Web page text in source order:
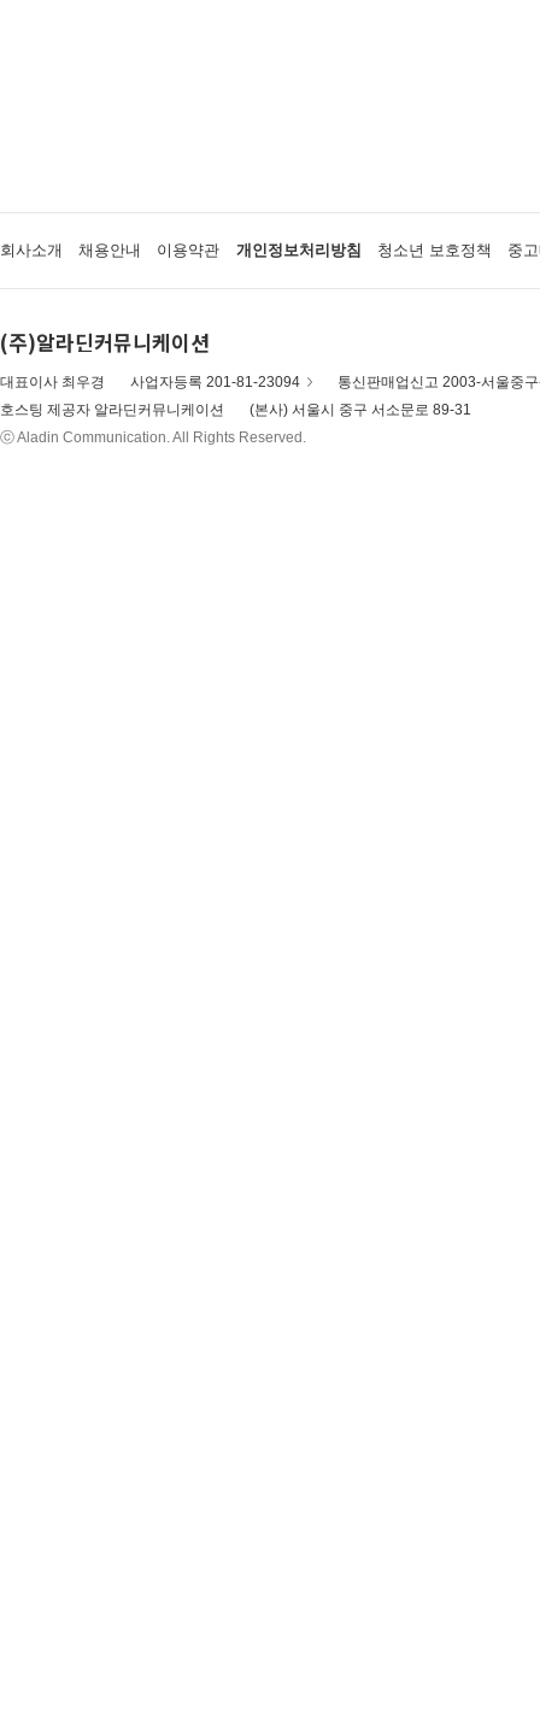
회사소개 채용안내 이용약관 개인정보처리방침 청소년 보호정책 중
(주)알라딘커뮤니케이션
대표이사 최우경 사업자등록 201-81-23094
통신판매업신고 2003-서울중
호스팅 제공자 알라딘커뮤니케이션
(본사) 서울시 중구 서소문로 89-31
ⓒ Aladin Communication. All Rights Reserved.